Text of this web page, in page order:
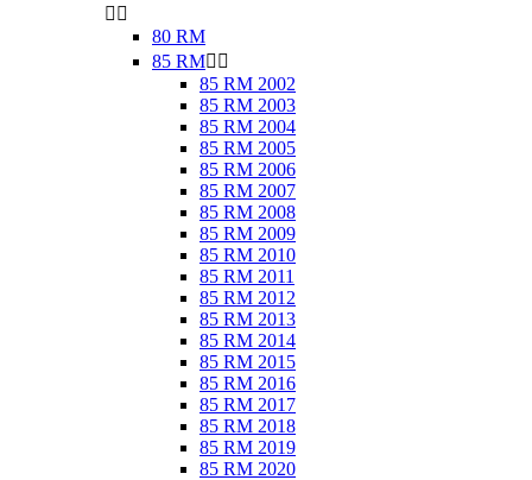
 
80 RM
85 RM 
85 RM 2002
85 RM 2003
85 RM 2004
85 RM 2005
85 RM 2006
85 RM 2007
85 RM 2008
85 RM 2009
85 RM 2010
85 RM 2011
85 RM 2012
85 RM 2013
85 RM 2014
85 RM 2015
85 RM 2016
85 RM 2017
85 RM 2018
85 RM 2019
85 RM 2020